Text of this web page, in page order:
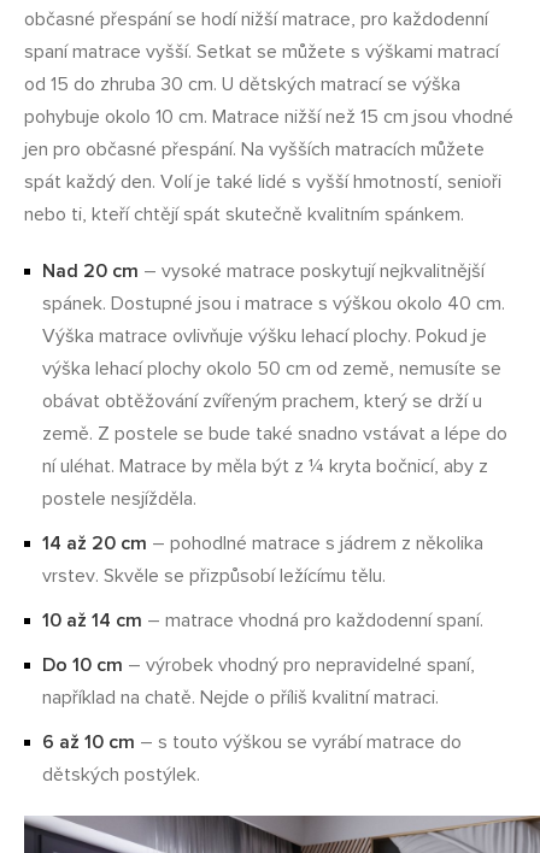
občasné přespání se hodí nižší matrace, pro každodenní
spaní matrace vyšší. Setkat se můžete s výškami matrací
od 15 do zhruba 30 cm. U dětských matrací se výška
pohybuje okolo 10 cm. Matrace nižší než 15 cm jsou vhodné
jen pro občasné přespání. Na vyšších matracích můžete
spát každý den. Volí je také lidé s vyšší hmotností, senioři
nebo ti, kteří chtějí spát skutečně kvalitním spánkem.
Nad 20 cm – vysoké matrace poskytují nejkvalitnější
spánek. Dostupné jsou i matrace s výškou okolo 40 cm.
Výška matrace ovlivňuje výšku lehací plochy. Pokud je
výška lehací plochy okolo 50 cm od země, nemusíte se
obávat obtěžování zvířeným prachem, který se drží u
země. Z postele se bude také snadno vstávat a lépe do
ní uléhat. Matrace by měla být z ¼ kryta bočnicí, aby z
postele nesjížděla.
14 až 20 cm – pohodlné matrace s jádrem z několika
vrstev. Skvěle se přizpůsobí ležícímu tělu.
10 až 14 cm – matrace vhodná pro každodenní spaní.
Do 10 cm – výrobek vhodný pro nepravidelné spaní,
například na chatě. Nejde o příliš kvalitní matraci.
6 až 10 cm – s touto výškou se vyrábí matrace do
dětských postýlek.